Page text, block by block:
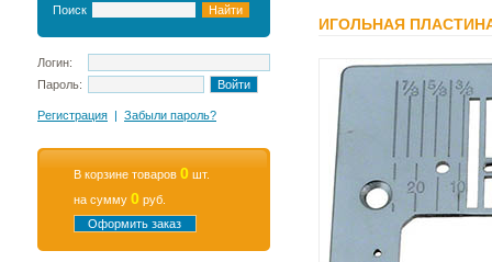
Поиск
Логин:
Пароль:
Регистрация | Забыли пароль?
В корзине товаров 0 шт.
на сумму 0 руб.
Оформить заказ
ИГОЛЬНАЯ ПЛАСТИНА